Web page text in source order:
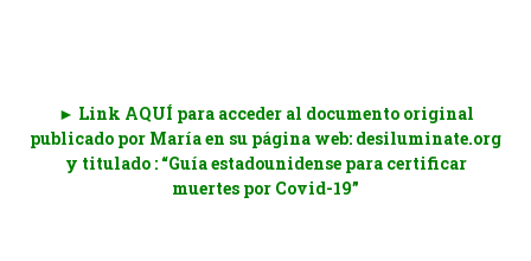
► Link AQUÍ para acceder al documento original
publicado por María en su página web: desiluminate.org
y titulado : “Guía estadounidense para certificar
muertes por Covid-19”